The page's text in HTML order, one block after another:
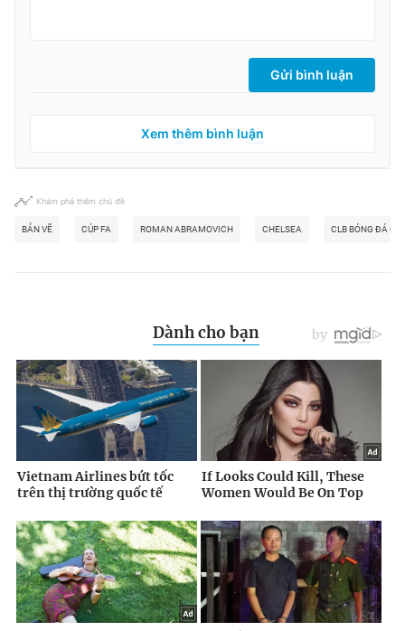
Gửi bình luận
Xem thêm bình luận
Khám phá thêm chủ đề
BẢN VẼ CÚP FA ROMAN ABRAMOVICH CHELSEA CLB BÓNG ĐÁ